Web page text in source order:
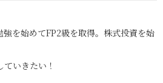
を始めてFP2級を取得。株式投資を始
いきたい！